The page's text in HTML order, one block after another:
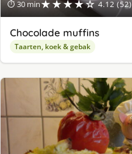
⏱ 30 min★★★★☆ 4.12 (52)
Chocolade muffins
Taarten, koek & gebak